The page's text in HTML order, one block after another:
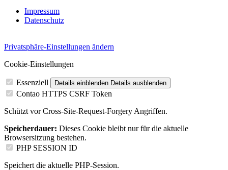
Impressum
Datenschutz
Privatsphäre-Einstellungen ändern
Cookie-Einstellungen
Essenziell Details einblenden Details ausblenden
Contao HTTPS CSRF Token
Schützt vor Cross-Site-Request-Forgery Angriffen.
Speicherdauer: Dieses Cookie bleibt nur für die aktuelle
Browsersitzung bestehen.
PHP SESSION ID
Speichert die aktuelle PHP-Session.